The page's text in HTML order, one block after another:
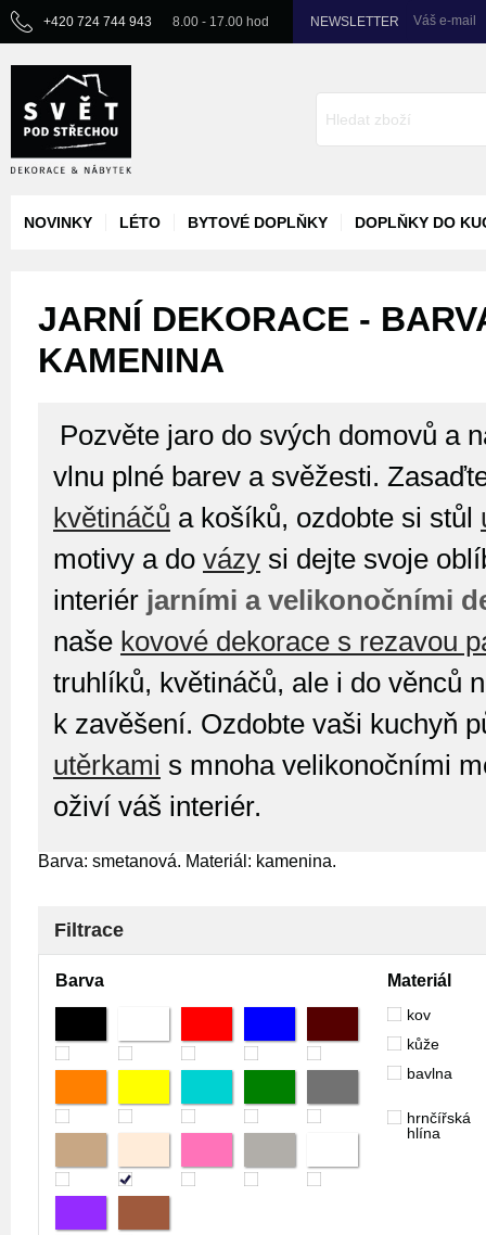
+420 724 744 943 8.00 - 17.00 hod NEWSLETTER Váš e-mail
NOVINKY LÉTO BYTOVÉ DOPLŇKY DOPLŇKY DO
JARNÍ DEKORACE -
KAMENINA
Pozvěte jaro do svých domovů a
vlnu plné barev a svěžesti.
květináčů a košíků, ozdobte si stůl
motivy a do vázy si dejte svoje
interiér jarními a velikonočními
naše kovové dekorace s rezavou
truhlíků, květináčů, ale i do věnců
k zavěšení. Ozdobte vaši kuchyň
utěrkami s mnoha velikonočními
oživí váš interiér.
Barva: smetanová. Materiál: kamenina.
Filtrace
Barva Materiál
kov
kůže
bavlna
hrnčířská
hlína